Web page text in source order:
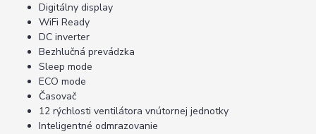
Digitálny display
WiFi Ready
DC inverter
Bezhlučná prevádzka
Sleep mode
ECO mode
Časovač
12 rýchlosti ventilátora vnútornej jednotky
Inteligentné odmrazovanie